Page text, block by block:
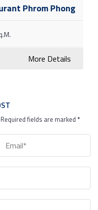
Phrom Phong
More Details
fields are marked *